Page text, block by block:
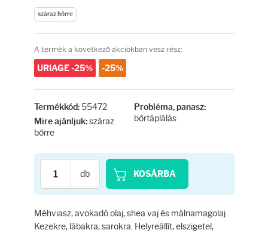
száraz bőrre
A termék a következő akciókban vesz rész:
URIAGE -25% -25%
Termékkód:55472
Mire ajánljuk:száraz
bőrre
Probléma, panasz:
bőrtáplálás
db KOSÁRBA
Méhviasz, avokadó olaj, shea vaj és málnamagolaj
Kezekre, lábakra, sarokra. Helyreállít, elszigetel,
Hajkondicionálók
Hajmaszkok
Hajhullás kezelése
Testápolás
Testápolók
Tisztálkodók
Kézkrémek